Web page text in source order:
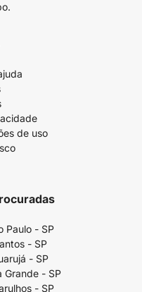
de uso
Paulo - SP
- SP
- SP
Grande - SP
- SP